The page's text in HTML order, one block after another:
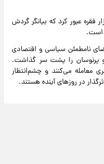
معاملات در این بازار از ۲۵۷ هزار فقره عبور کرد که بیانگر گردش
است.
نامطمئن سیاسی و اقتصادی
پرنوسان را پشت سر گذاشت.
معامله می‌کنند و چشم‌انتظار
در روزهای آینده هستند.